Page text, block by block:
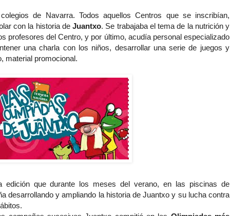
de Navarra. Todos aquellos Centros que se inscribían,
con la historia deJuantxo. Se trabajaba el tema de la nutrición y
profesores del Centro, y por último, acudía personal especializado
una charla con los niños, desarrollar una serie de juegos y
material promocional.
edición que durante los meses del verano, en las piscinas de
desarrollando y ampliando la historia de Juantxo y su lucha contra